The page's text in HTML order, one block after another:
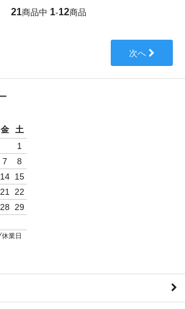
21商品中 1-12商品
次へ
金
土
1
7
8
14 15
21 22
28 29
業日